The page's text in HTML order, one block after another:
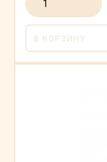
В КОРЗИНУ